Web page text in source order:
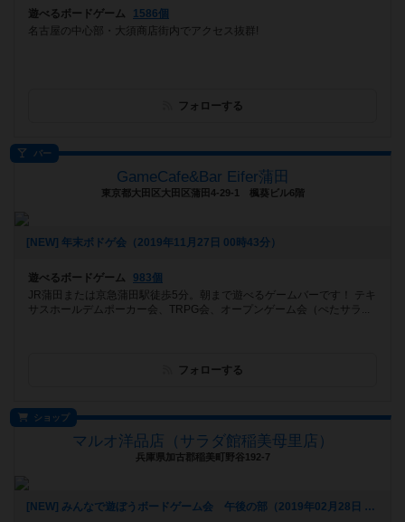
遊べるボードゲーム
1586個
名古屋の中心部・大須商店街内でアクセス抜群!
フォローする
バー
GameCafe&Bar Eifer蒲田
東京都大田区大田区蒲田4-29-1 楓葵ビル6階
[NEW] 年末ボドゲ会（2019年11月27日 00時43分）
遊べるボードゲーム
983個
JR蒲田または京急蒲田駅徒歩5分。朝まで遊べるゲームバーです！ テキ
サスホールデムポーカー会、TRPG会、オープンゲーム会（ぺたサラ...
フォローする
ショップ
マルオ洋品店（サラダ館稲美母里店）
兵庫県加古郡稲美町野谷192-7
[NEW] みんなで遊ぼうボードゲーム会 午後の部（2019年02月28日 15時43分）